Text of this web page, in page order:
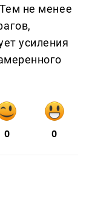
не менее
усиления
0 0